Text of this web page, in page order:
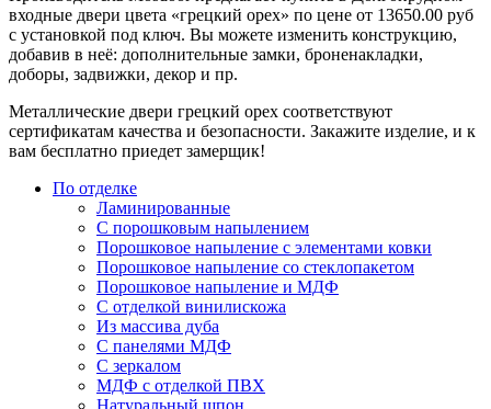
входные двери цвета «грецкий орех» по цене от 13650.00 руб
с установкой под ключ. Вы можете изменить конструкцию,
добавив в неё: дополнительные замки, броненакладки,
доборы, задвижки, декор и пр.
Металлические двери грецкий орех соответствуют
сертификатам качества и безопасности. Закажите изделие, и к
вам бесплатно приедет замерщик!
По отделке
Ламинированные
С порошковым напылением
Порошковое напыление с элементами ковки
Порошковое напыление со стеклопакетом
Порошковое напыление и МДФ
С отделкой винилискожа
Из массива дуба
С панелями МДФ
С зеркалом
МДФ с отделкой ПВХ
Натуральный шпон